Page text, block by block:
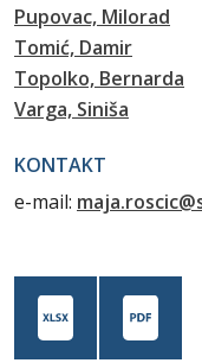
Pupovac, Milorad
Tomić, Damir
Topolko, Bernarda
Varga, Siniša
KONTAKT
e-mail: